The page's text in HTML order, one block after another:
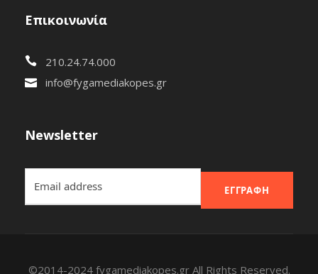
Επικοινωνία
210.24.74.000
info@fygamediakopes.gr
Newsletter
ΕΓΓΡΑΦΉ
©2014-2024 fygamediakopes.gr All Rights Reserved.